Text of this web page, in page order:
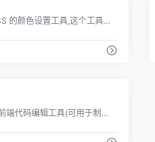
一个简单CSS 的颜色设置工具,这个工具特色就是有个强大的调节器来定义 CSS Color 值
一个在线的前端代码编辑工具(可用于制作测试页面、代码调试)